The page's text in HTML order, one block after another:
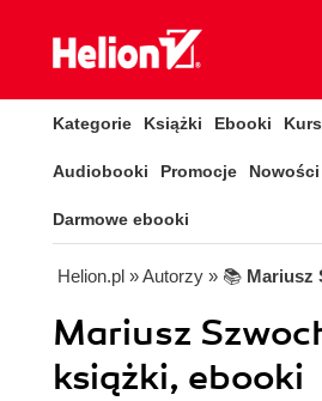
Kategorie Książki Ebooki
Audiobooki Promocje Nowości
Darmowe ebooki
Helion.pl » Autorzy » 📚 Mariusz
Mariusz
książki, ebooki